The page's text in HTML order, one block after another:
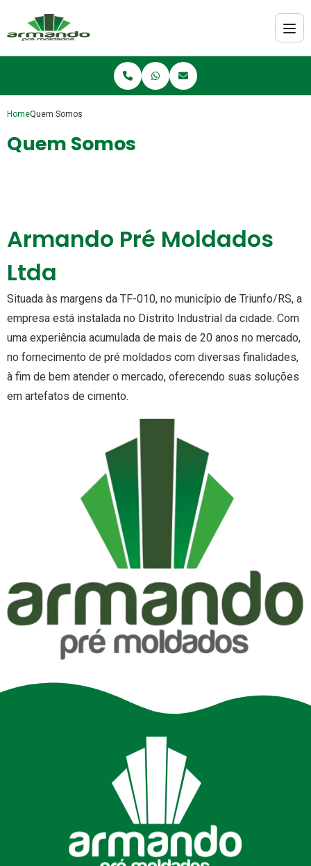
HomeQuem Somos
Quem Somos
Armando Pré Moldados
Ltda
Situada às margens da TF-010, no município de Triunfo/RS, a
empresa está instalada no Distrito Industrial da cidade. Com
uma experiência acumulada de mais de 20 anos no mercado,
no fornecimento de pré moldados com diversas finalidades,
à fim de bem atender o mercado, oferecendo suas soluções
em artefatos de cimento.